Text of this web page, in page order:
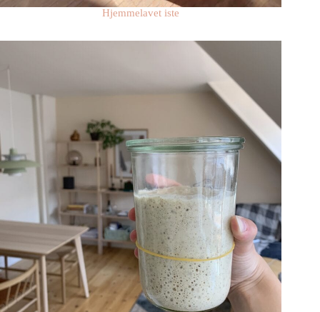
Hjemmelavet iste